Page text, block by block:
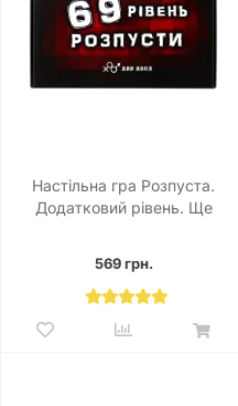
Настільна гра Розпуста.
Додатковий рівень. Ще
569 грн.